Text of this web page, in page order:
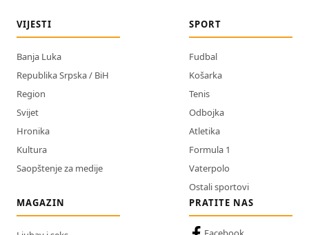
VIJESTI
Banja Luka
Republika Srpska / BiH
Region
Svijet
Hronika
Kultura
Saopštenje za medije
SPORT
Fudbal
Košarka
Tenis
Odbojka
Atletika
Formula 1
Vaterpolo
Ostali sportovi
MAGAZIN
PRATITE NAS